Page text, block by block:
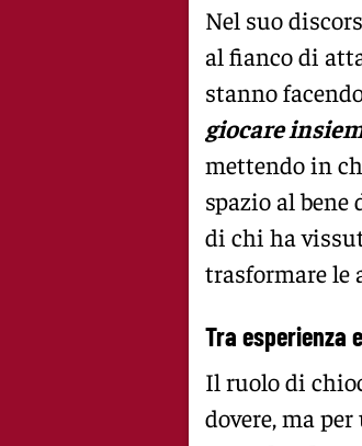
Nel suo
al fianco di
stanno
giocare
mettendo in
spazio al
di chi ha
trasformare
Tra esperienza
Il ruolo di
dovere, ma